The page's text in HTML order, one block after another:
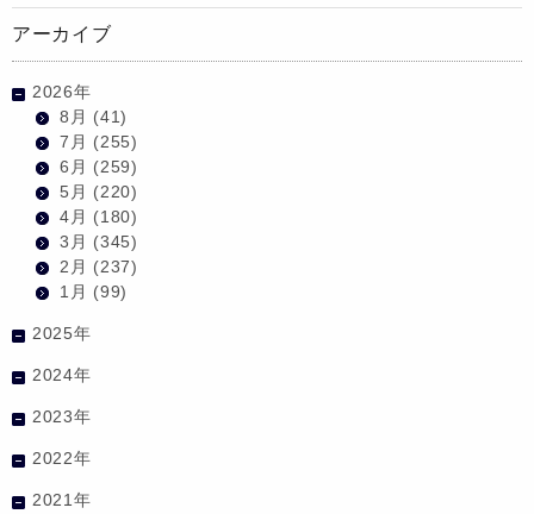
アーカイブ
2026年
8月 (41)
7月 (255)
6月 (259)
5月 (220)
4月 (180)
3月 (345)
2月 (237)
1月 (99)
2025年
2024年
2023年
2022年
2021年